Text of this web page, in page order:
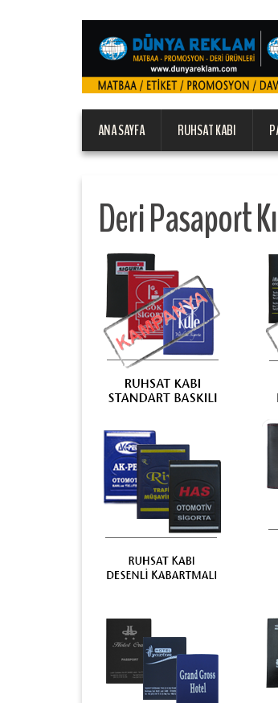
ANA SAYFA RUHSAT KABI
Deri Pasaport